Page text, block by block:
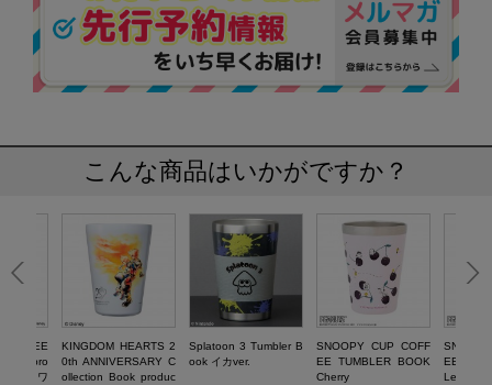
こんな商品はいかがですか？
pro
ティワ
KINGDOM HEARTS 2
0th ANNIVERSARY C
ollection Book produc
Splatoon 3 Tumbler B
ook イカver.
SNOOPY CUP COFF
EE TUMBLER BOOK
Cherry
EE
Lemon